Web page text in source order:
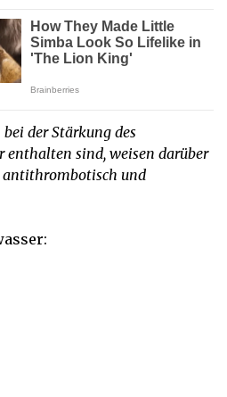
der Stärkung des
enthalten sind, weisen darüber
antithrombotisch und